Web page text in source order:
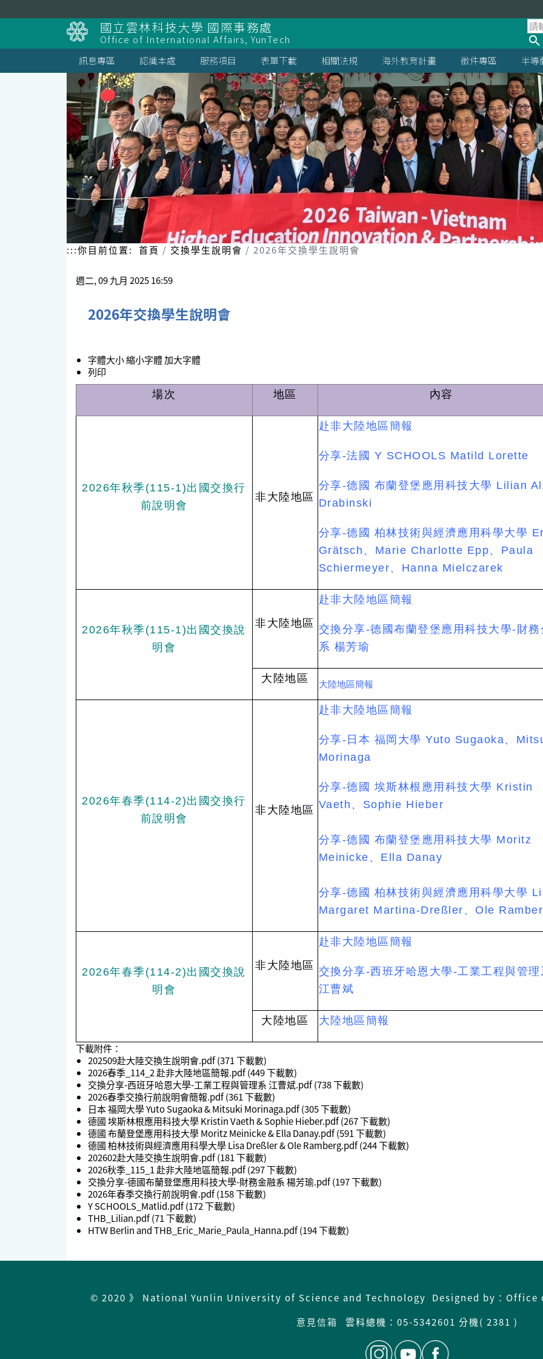
到
主
要
內
容
區
塊
國立雲林科技大學 國際事務處
Office of International Affairs, YunTech
訊息專區
認識本處 服務項目 表單下載 相關法規 海外教育計畫 徵件專區 半導
:::你目前位置: 首頁 交換學生說明會 2026年交換學生說明會
週二, 09 九月 2025 16:59
2026年交換學生說明會
字體大小縮小字體加大字體
列印
場次 地區 內容
2026年秋季(115-1)出國交換行
前說明會
非大陸地區
赴非大陸地區簡報
分享-法國 Y SCHOOLS Matild Lorette
分享-德國 布蘭登堡應用科技大學 Lilian
Drabinski
分享-德國 柏林技術與經濟應用科學大學
Grätsch、Marie Charlotte Epp、Paula
Schiermeyer、Hanna Mielczarek
2026年秋季(115-1)出國交換說
明會
非大陸地區
赴非大陸地區簡報
交換分享-德國布蘭登堡應用科技大學-財務
系 楊芳瑜
大陸地區 大陸地區簡報
2026年春季(114-2)出國交換行
前說明會
非大陸地區
赴非大陸地區簡報
分享-日本 福岡大學 Yuto Sugaoka、
Morinaga
分享-德國 埃斯林根應用科技大學 Kristin
Vaeth、 Sophie Hieber
分享-德國 布蘭登堡應用科技大學 Moritz
Meinicke、 Ella Danay
分享-德國 柏林技術與經濟應用科學大學
Margaret Martina-Dreßler、 Ole
2026年春季(114-2)出國交換說
明會
非大陸地區
赴非大陸地區簡報
交換分享-西班牙哈恩大學-工業工程與管理
江曹斌
大陸地區 大陸地區簡報
下載附件：
202509赴大陸交換生說明會.pdf (371 下載數)
2026春季_114_2 赴非大陸地區簡報.pdf (449 下載數)
交換分享-西班牙哈恩大學-工業工程與管理系 江曹斌.pdf (738 下載數)
2026春季交換行前說明會簡報.pdf (361 下載數)
日本 福岡大學 Yuto Sugaoka & Mitsuki Morinaga.pdf (305 下載數)
德國 埃斯林根應用科技大學 Kristin Vaeth & Sophie Hieber.pdf (267 下載數)
德國 布蘭登堡應用科技大學 Moritz Meinicke & Ella Danay.pdf (591 下載數)
德國 柏林技術與經濟應用科學大學 Lisa Dreßler & Ole Ramberg.pdf (244 下載數)
202602赴大陸交換生說明會.pdf (181 下載數)
2026秋季_115_1 赴非大陸地區簡報.pdf (297 下載數)
交換分享-德國布蘭登堡應用科技大學-財務金融系 楊芳瑜.pdf (197 下載數)
2026年春季交換行前說明會.pdf (158 下載數)
Y SCHOOLS_Matlid.pdf (172 下載數)
THB_Lilian.pdf (71 下載數)
HTW Berlin and THB_Eric_Marie_Paula_Hanna.pdf (194 下載數)
© 2020 》 National Yunlin University of Science and Technology Designed by：
意見信箱
雲科總機： 05-5342601 分機( 2381 )